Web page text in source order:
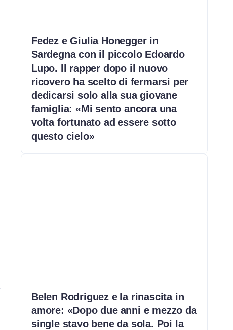
Fedez e Giulia Honegger in
Sardegna con il piccolo Edoardo
Lupo. Il rapper dopo il nuovo
ricovero ha scelto di fermarsi per
dedicarsi solo alla sua giovane
famiglia: «Mi sento ancora una
volta fortunato ad essere sotto
questo cielo»
Belen Rodriguez e la rinascita in
amore: «Dopo due anni e mezzo da
single stavo bene da sola. Poi la